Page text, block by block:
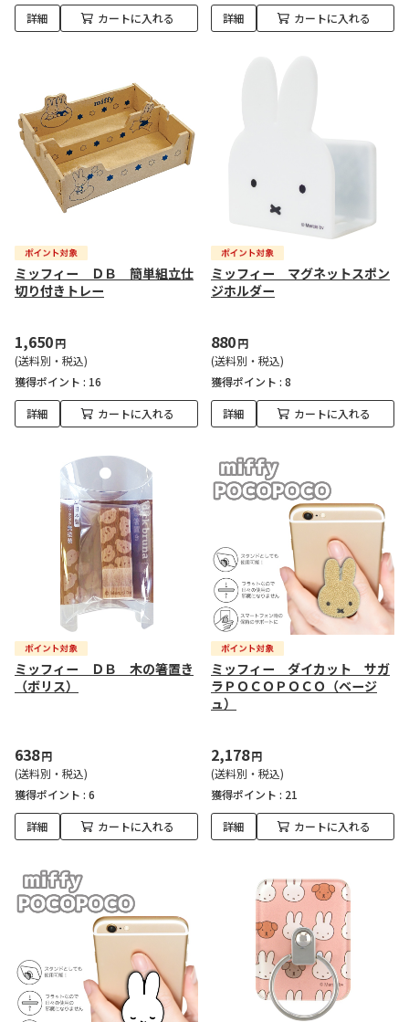
詳細 カートに入れる 詳細 カートに入れる
ミッフィー ＤＢ 簡単組立仕
切り付きトレー
1,650円
(送料別・税込)
獲得ポイント : 16
詳細 カートに入れる
ミッフィー マグネットスポン
ジホルダー
880円
(送料別・税込)
獲得ポイント : 8
詳細 カートに入れる
ミッフィー ＤＢ 木の箸置き
（ボリス）
638円
(送料別・税込)
獲得ポイント : 6
詳細 カートに入れる
ミッフィー ダイカット サガ
ラＰＯＣＯＰＯＣＯ（ベージ
ュ）
2,178円
(送料別・税込)
獲得ポイント : 21
詳細 カートに入れる